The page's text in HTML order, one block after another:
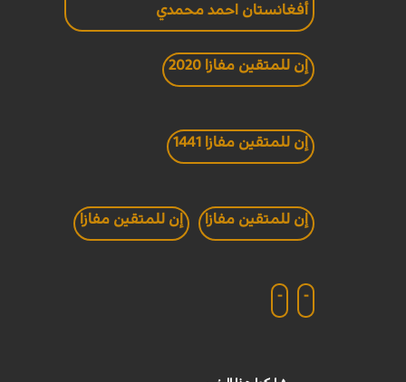
أفغانستان احمد محمدي
إن للمتقين مفازا 2020
إن للمتقين مفازا 1441
إن للمتقين مفازا إن للمتقين مفازا
-
-